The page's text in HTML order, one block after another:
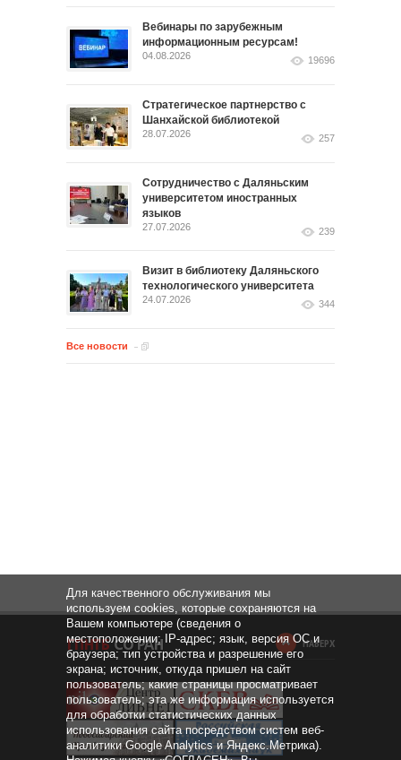
Вебинары по зарубежным
информационным ресурсам!
04.08.2026 19696
Стратегическое партнерство с
Шанхайской библиотекой
28.07.2026 257
Сотрудничество с Даляньским
университетом иностранных
языков
27.07.2026 239
Визит в библиотеку Даляньского
технологического университета
24.07.2026 344
Все новости
НАВЕРХ
Для качественного обслуживания мы
используем cookies, которые сохраняются на
Вашем компьютере (сведения о
местоположении; IP-адрес; язык, версия ОС и
браузера; тип устройства и разрешение его
экрана; источник, откуда пришел на сайт
пользователь; какие страницы просматривает
пользователь; эта же информация используется
для обработки статистических данных
использования сайта посредством систем веб-
аналитики Google Analytics и Яндекс.Метрика).